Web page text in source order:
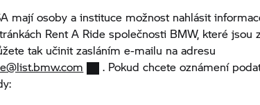
mají osoby a instituce možnost nahlásit
Rent A Ride společnosti BMW, které jsou
tak učinit zasláním e-mailu na adresu
. Pokud chcete oznámení